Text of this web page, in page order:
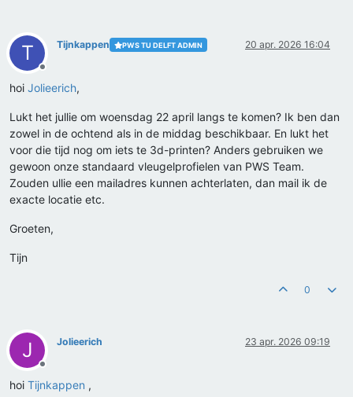
T
Offline
Tijnkappen PWS TU DELFT ADMIN 20 apr. 2026 16:04
hoi Jolieerich,
Lukt het jullie om woensdag 22 april langs te komen? Ik ben dan
zowel in de ochtend als in de middag beschikbaar. En lukt het
voor die tijd nog om iets te 3d-printen? Anders gebruiken we
gewoon onze standaard vleugelprofielen van PWS Team.
Zouden ullie een mailadres kunnen achterlaten, dan mail ik de
exacte locatie etc.
Groeten,
Tijn
0
J
Offline
Jolieerich 23 apr. 2026 09:19
hoi Tijnkappen ,